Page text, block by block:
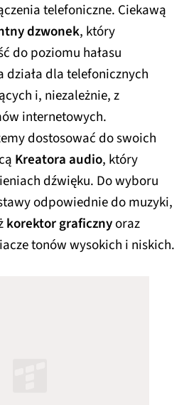
telefoniczne. Ciekawą
dzwonek, który
do poziomu hałasu
działa dla telefonicznych
i, niezależnie, z
internetowych.
dostosować do swoich
Kreatora audio, który
dźwięku. Do wyboru
odpowiednie do muzyki,
korektor graficznyoraz
tonów wysokich i niskich.